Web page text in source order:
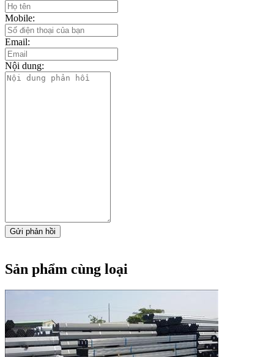
Mobile:
Email:
Nội dung:
Gửi phản hồi
Sản phẩm cùng loại